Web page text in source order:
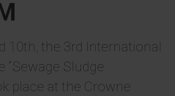
10th, the 3rd International
“Sewage Sludge
place at the Crowne